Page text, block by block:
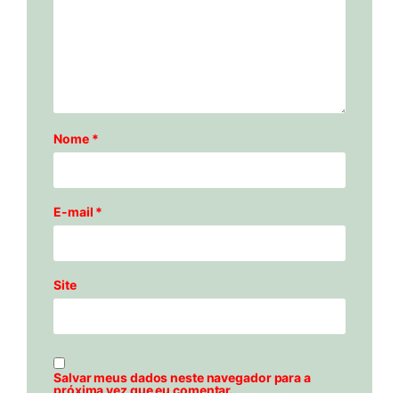
Nome *
E-mail *
Site
Salvar meus dados neste navegador para a
próxima vez que eu comentar.